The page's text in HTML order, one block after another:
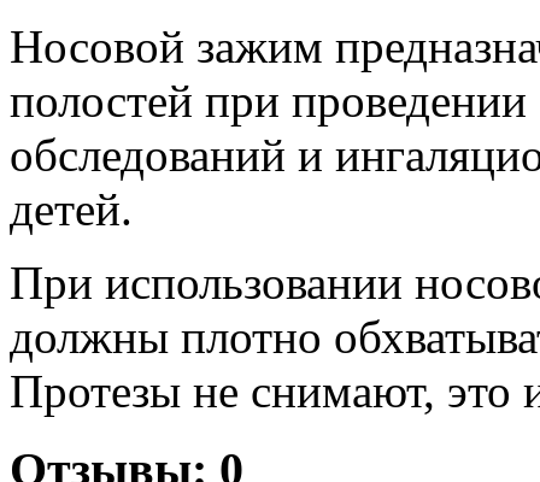
Носовой зажим
полостей при
обследований и
детей.
При использовании
должны плотно
Протезы не снимают, это
Отзывы: 0